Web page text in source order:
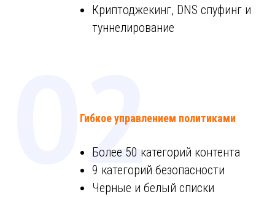
Криптоджекинг, DNS спуфинг и
туннелирование
Гибкое управлением политиками
Более 50 категорий контента
9 категорий безопасности
Черные и белый списки
02